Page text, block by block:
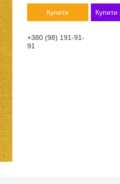
Купити Купити
+380 (98) 191-91-
91